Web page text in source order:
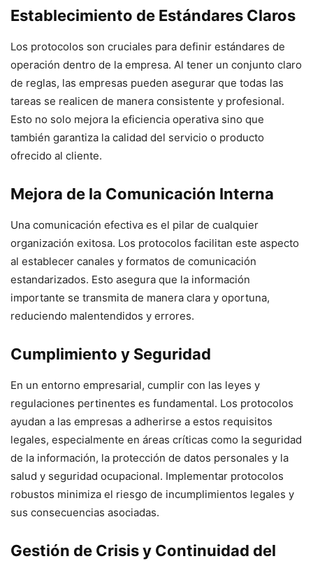
Establecimiento de Estándares Claros
Los protocolos son cruciales para definir estándares de
operación dentro de la empresa. Al tener un conjunto claro
de reglas, las empresas pueden asegurar que todas las
tareas se realicen de manera consistente y profesional.
Esto no solo mejora la eficiencia operativa sino que
también garantiza la calidad del servicio o producto
ofrecido al cliente.
Mejora de la Comunicación Interna
Una comunicación efectiva es el pilar de cualquier
organización exitosa. Los protocolos facilitan este aspecto
al establecer canales y formatos de comunicación
estandarizados. Esto asegura que la información
importante se transmita de manera clara y oportuna,
reduciendo malentendidos y errores.
Cumplimiento y Seguridad
En un entorno empresarial, cumplir con las leyes y
regulaciones pertinentes es fundamental. Los protocolos
ayudan a las empresas a adherirse a estos requisitos
legales, especialmente en áreas críticas como la seguridad
de la información, la protección de datos personales y la
salud y seguridad ocupacional. Implementar protocolos
robustos minimiza el riesgo de incumplimientos legales y
sus consecuencias asociadas.
Gestión de Crisis y Continuidad del